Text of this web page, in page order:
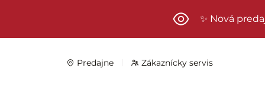
✨ Nová
Predajne Zákaznícky servis